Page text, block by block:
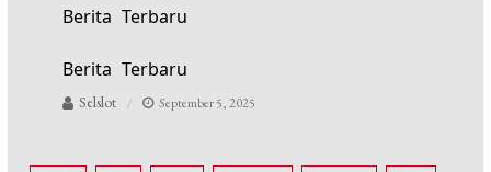
Berita Terbaru
Berita Terbaru
Selslot September 5, 2025